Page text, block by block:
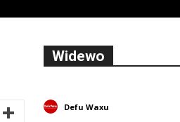
Widewo
Defu Waxu